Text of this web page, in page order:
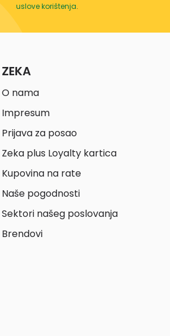
uslove korištenja.
ZEKA
O nama
Impresum
Prijava za posao
Zeka plus Loyalty kartica
Kupovina na rate
Naše pogodnosti
Sektori našeg poslovanja
Brendovi